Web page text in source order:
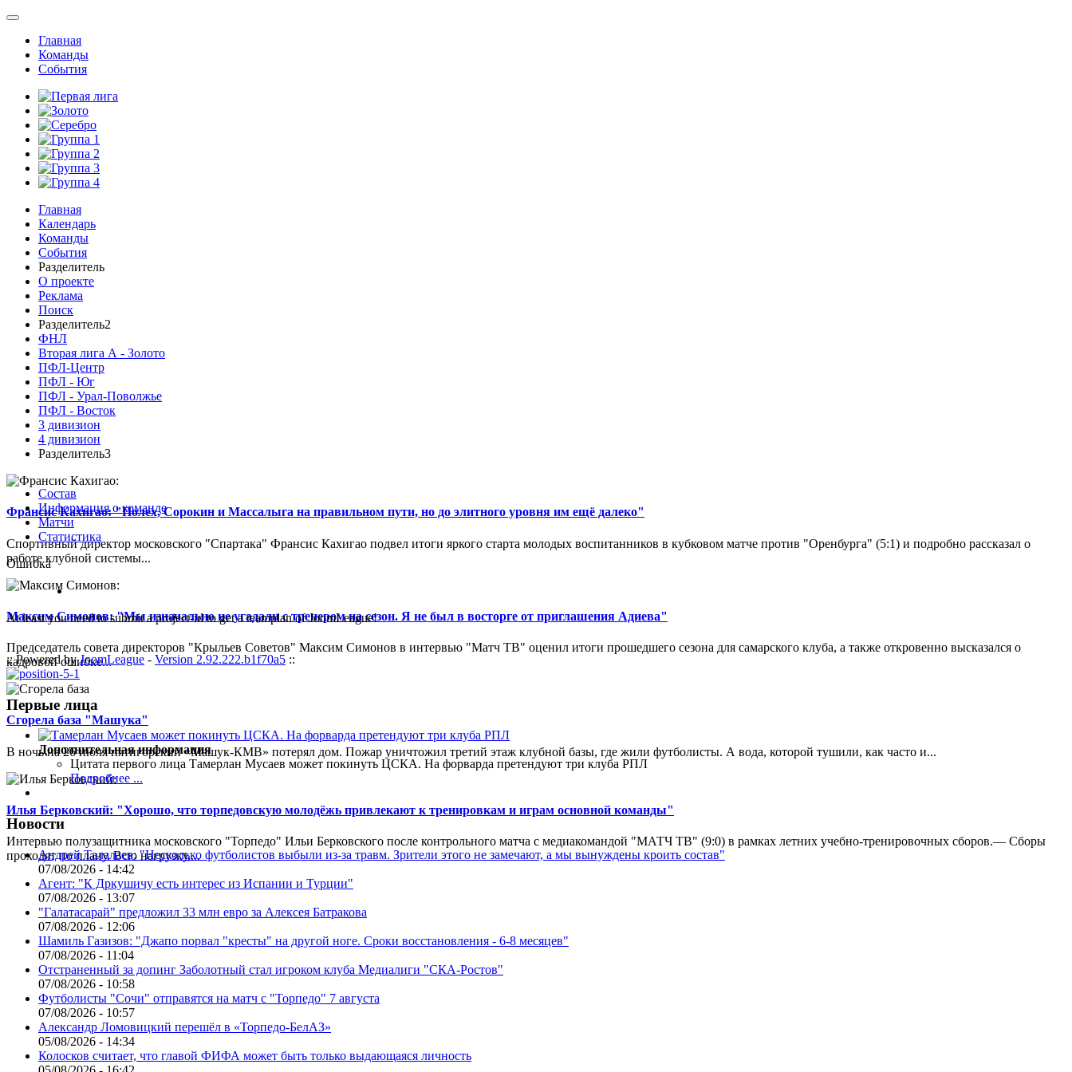
Главная
Команды
События
Главная
Календарь
Команды
События
Разделитель
О проекте
Реклама
Поиск
Разделитель2
ФНЛ
Вторая лига А - Золото
ПФЛ-Центр
ПФЛ - Юг
ПФЛ - Урал-Поволжье
ПФЛ - Восток
3 дивизион
4 дивизион
Разделитель3
Франсис Кахигао: "Полех, Сорокин и Массалыга на правильном пути, но до элитного уровня им ещё далеко"
Спортивный директор московского "Спартака" Франсис Кахигао подвел итоги яркого старта молодых воспитанников в кубковом матче против "Оренбурга" (5:1) и подробно рассказал о
работе клубной системы...
Максим Симонов: "Мы изначально не угадали с тренером на сезон. Я не был в восторге от приглашения Адиева"
Председатель совета директоров "Крыльев Советов" Максим Симонов в интервью "Матч ТВ" оценил итоги прошедшего сезона для самарского клуба, а также откровенно высказался о
кадровой ошибке...
Сгорела база "Машука"
В ночь на 26 июля пятигорский «Машук-КМВ» потерял дом. Пожар уничтожил третий этаж клубной базы, где жили футболисты. А вода, которой тушили, как часто и...
Илья Берковский: "Хорошо, что торпедовскую молодёжь привлекают к тренировкам и играм основной команды"
Интервью полузащитника московского "Торпедо" Ильи Берковского после контрольного матча с медиакомандой "МАТЧ ТВ" (9:0) в рамках летних учебно-тренировочных сборов.— Сборы
проходят по плану. Всю нагрузку,...
Состав
Информация о команде
Матчи
Статистика
Ошибка
At least you need to submit a project-id to get a teamplan of JoomLeague!
:: Powered byJoomLeague - Version 2.92.222.b1f70a5 ::
Первые лица
Дополнительная информация
Цитата первого лица Тамерлан Мусаев может покинуть ЦСКА. На форварда претендуют три клуба РПЛ
Подробнее ...
Новости
Андрей Талалаев: "Несколько футболистов выбыли из-за травм. Зрители этого не замечают, а мы вынуждены кроить состав"
07/08/2026 - 14:42
Агент: "К Дркушичу есть интерес из Испании и Турции"
07/08/2026 - 13:07
"Галатасарай" предложил 33 млн евро за Алексея Батракова
07/08/2026 - 12:06
Шамиль Газизов: "Джапо порвал "кресты" на другой ноге. Сроки восстановления - 6-8 месяцев"
07/08/2026 - 11:04
Отстраненный за допинг Заболотный стал игроком клуба Медиалиги "СКА-Ростов"
07/08/2026 - 10:58
Футболисты "Сочи" отправятся на матч с "Торпедо" 7 августа
07/08/2026 - 10:57
Александр Ломовицкий перешёл в «Торпедо-БелАЗ»
05/08/2026 - 14:34
Колосков считает, что главой ФИФА может быть только выдающаяся личность